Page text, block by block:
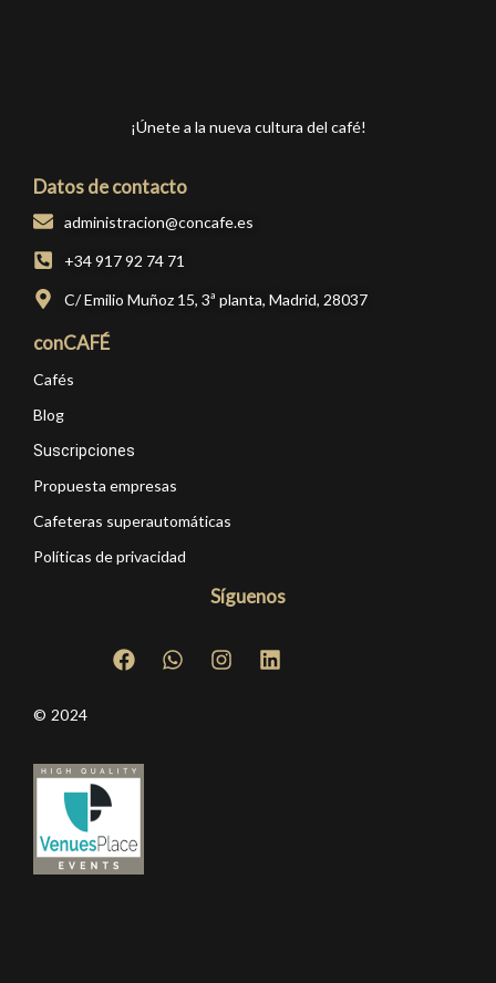
¡Únete a la nueva cultura del café!
Datos de contacto
administracion@concafe.es
+34 917 92 74 71
C/ Emilio Muñoz 15, 3ª planta, Madrid, 28037
conCAFÉ
Cafés
Blog
Suscripciones
Propuesta empresas
Cafeteras superautomáticas
Políticas de privacidad
Síguenos
© 2024